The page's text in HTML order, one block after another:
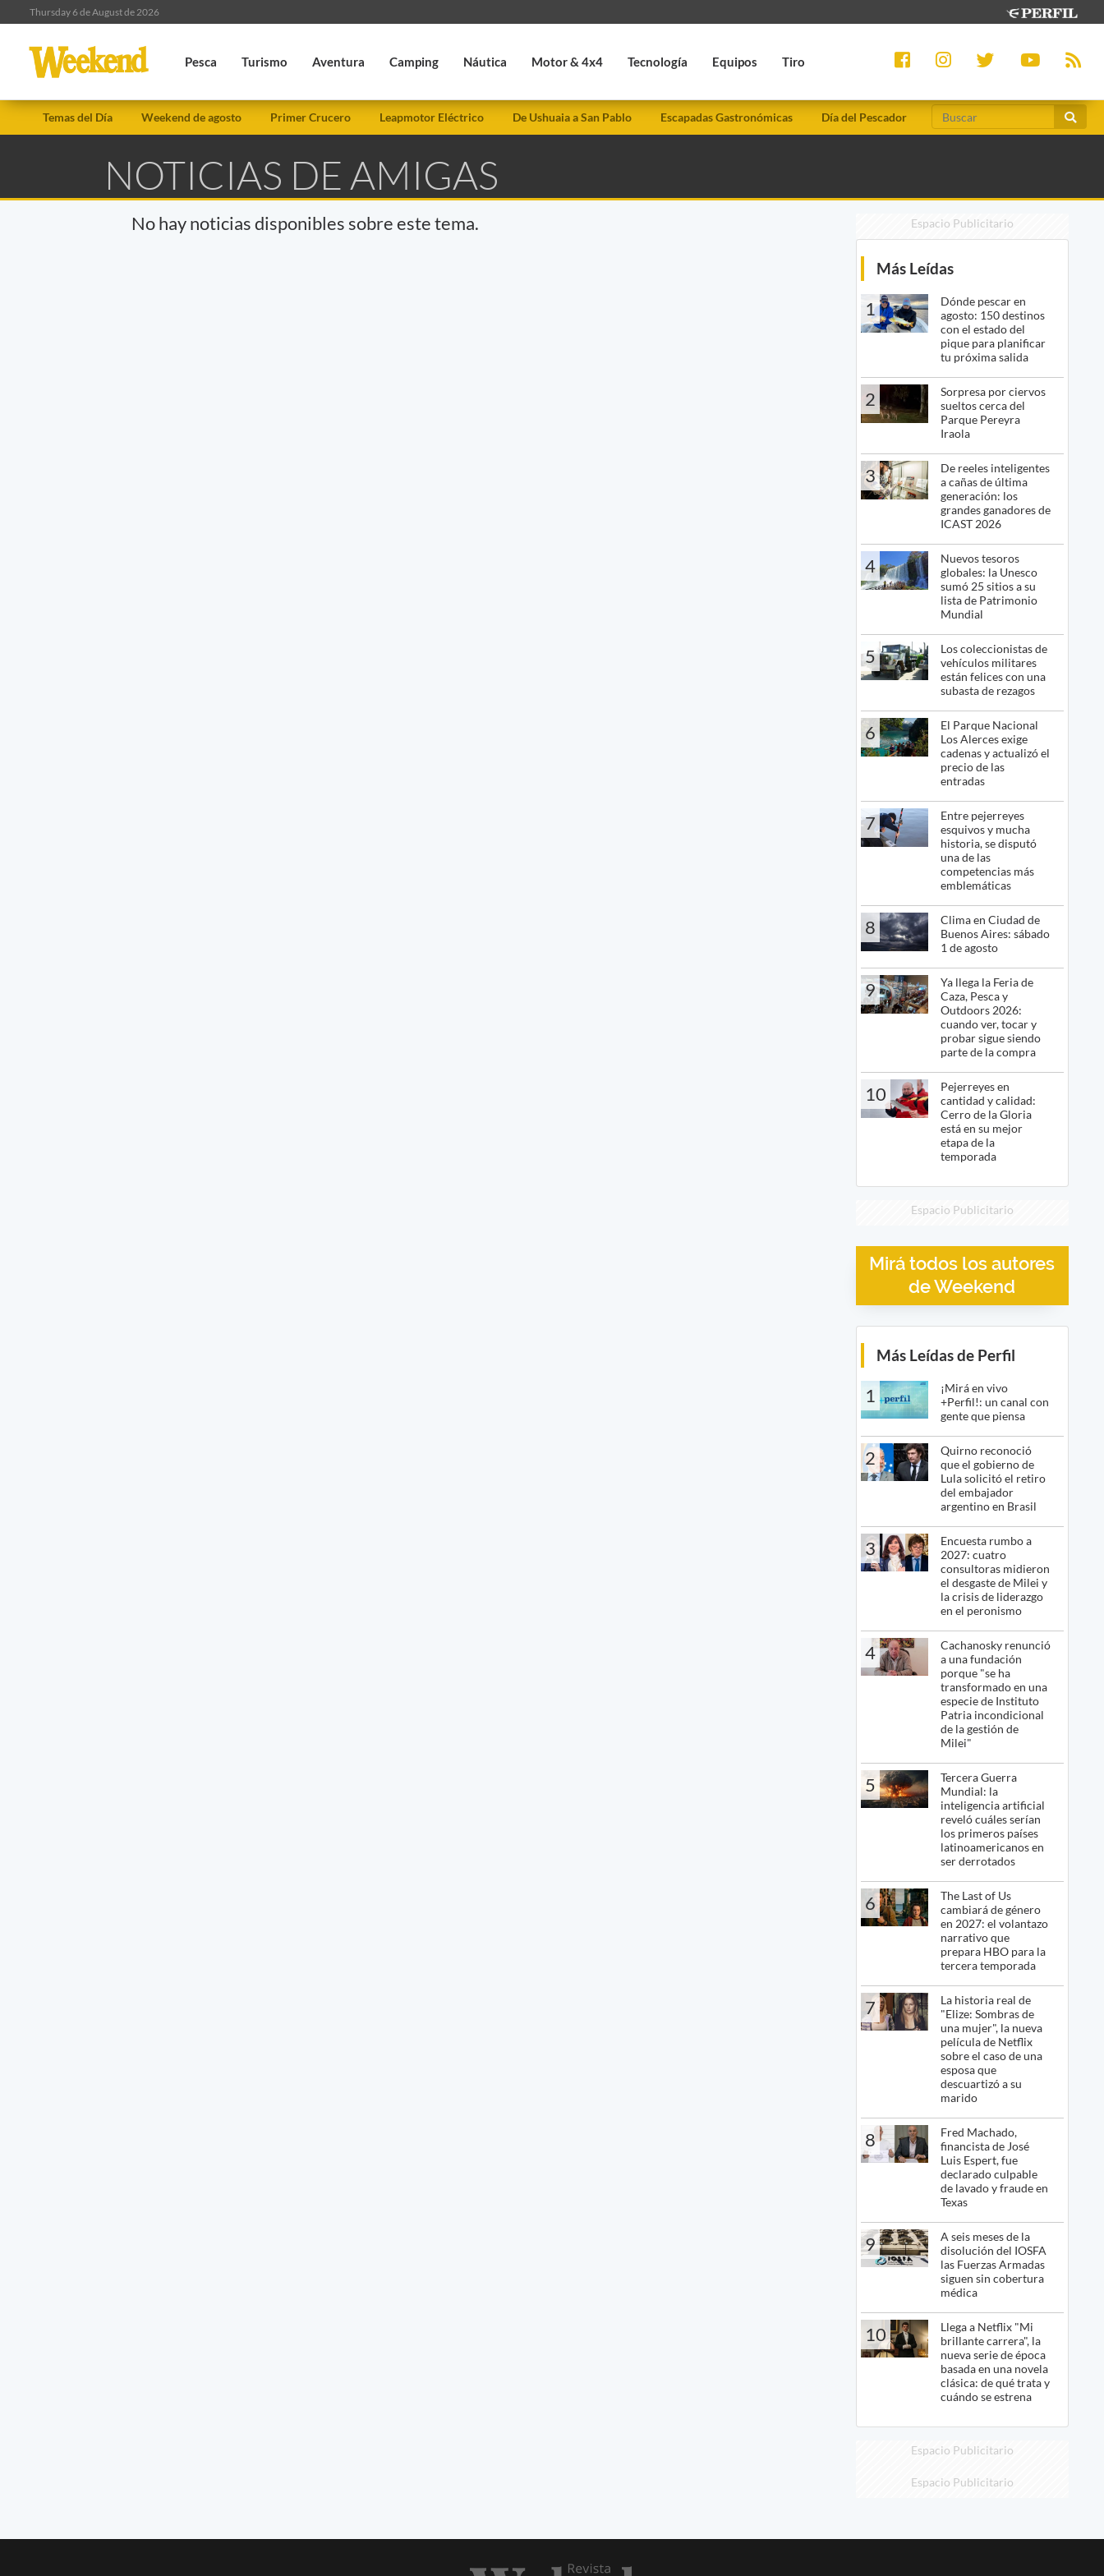
Thursday 6 de August de 2026
Pesca Turismo Aventura Camping Náutica Motor & 4x4 Tecnología Equipos Tiro
Temas del Día Weekend de agosto Primer Crucero Leapmotor Eléctrico De Ushuaia a San Pablo Escapadas Gastronómicas Día del Pescador
NOTICIAS DE AMIGAS
No hay noticias disponibles sobre este tema. Espacio Publicitario
Más Leídas
1
Dónde pescar en
agosto: 150 destinos
con el estado del
pique para planificar
tu próxima salida
2
Sorpresa por ciervos
sueltos cerca del
Parque Pereyra
Iraola
3
De reeles inteligentes
a cañas de última
generación: los
grandes ganadores de
ICAST 2026
4
Nuevos tesoros
globales: la Unesco
sumó 25 sitios a su
lista de Patrimonio
Mundial
5
Los coleccionistas de
vehículos militares
están felices con una
subasta de rezagos
6
El Parque Nacional
Los Alerces exige
cadenas y actualizó el
precio de las
entradas
7
Entre pejerreyes
esquivos y mucha
historia, se disputó
una de las
competencias más
emblemáticas
8
Clima en Ciudad de
Buenos Aires: sábado
1 de agosto
9
Ya llega la Feria de
Caza, Pesca y
Outdoors 2026:
cuando ver, tocar y
probar sigue siendo
parte de la compra
10
Pejerreyes en
cantidad y calidad:
Cerro de la Gloria
está en su mejor
etapa de la
temporada
Espacio Publicitario
Mirá todos los autores
de Weekend
Más Leídas de Perfil
1
¡Mirá en vivo
+Perfil!: un canal con
gente que piensa
2
Quirno reconoció
que el gobierno de
Lula solicitó el retiro
del embajador
argentino en Brasil
3
Encuesta rumbo a
2027: cuatro
consultoras midieron
el desgaste de Milei y
la crisis de liderazgo
en el peronismo
4
Cachanosky renunció
a una fundación
porque "se ha
transformado en una
especie de Instituto
Patria incondicional
de la gestión de
Milei"
5
Tercera Guerra
Mundial: la
inteligencia artificial
reveló cuáles serían
los primeros países
latinoamericanos en
ser derrotados
6
The Last of Us
cambiará de género
en 2027: el volantazo
narrativo que
prepara HBO para la
tercera temporada
7
La historia real de
"Elize: Sombras de
una mujer", la nueva
película de Netflix
sobre el caso de una
esposa que
descuartizó a su
marido
8
Fred Machado,
financista de José
Luis Espert, fue
declarado culpable
de lavado y fraude en
Texas
9
A seis meses de la
disolución del IOSFA
las Fuerzas Armadas
siguen sin cobertura
médica
10
Llega a Netflix "Mi
brillante carrera", la
nueva serie de época
basada en una novela
clásica: de qué trata y
cuándo se estrena
Espacio Publicitario
Espacio Publicitario